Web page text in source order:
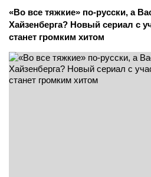
«Во все тяжкие» по-русски, а
Хайзенберга? Новый сериал с
станет громким хитом